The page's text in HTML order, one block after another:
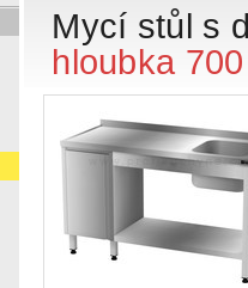
Mycí stůl s
hloubka